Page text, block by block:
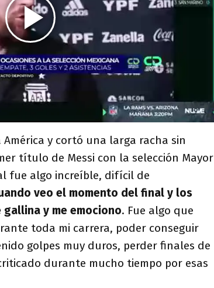
América y cortó una larga racha sin
título de Messi con la selección Mayor
fue algo increíble, difícil de
veo el momento del final y los
y me emociono. Fue algo que
toda mi carrera, poder conseguir
golpes muy duros, perder finales de
durante mucho tiempo por esas